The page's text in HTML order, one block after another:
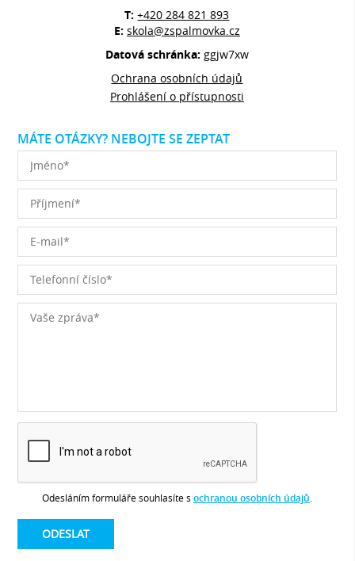
T:+420 284 821 893
E: skola@zspalmovka.cz
Datová schránka: ggjw7xw
Ochrana osobních údajů
Prohlášení o přístupnosti
MÁTE OTÁZKY? NEBOJTE SE ZEPTAT
Odesláním formuláře souhlasíte s ochranou osobních údajů.